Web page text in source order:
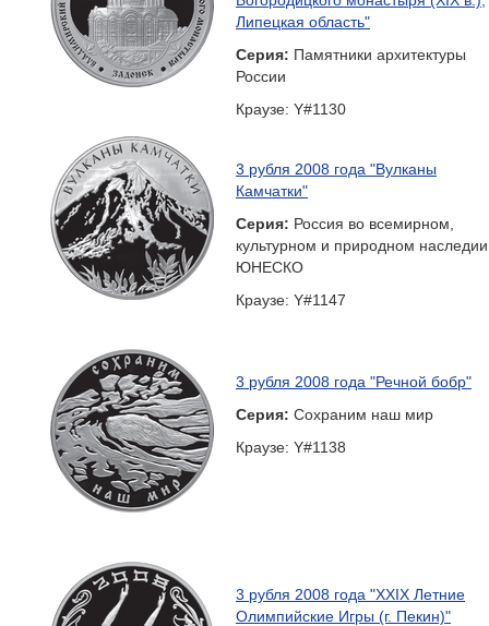
Липецкая область"
Серия: Памятники архитектуры
России
Краузе: Y#1130
3 рубля 2008 года "Вулканы
Камчатки"
Серия: Россия во всемирном,
культурном и природном наследии
ЮНЕСКО
Краузе: Y#1147
3 рубля 2008 года "Речной бобр"
Серия: Сохраним наш мир
Краузе: Y#1138
3 рубля 2008 года "XXIX Летние
Олимпийские Игры (г. Пекин)"